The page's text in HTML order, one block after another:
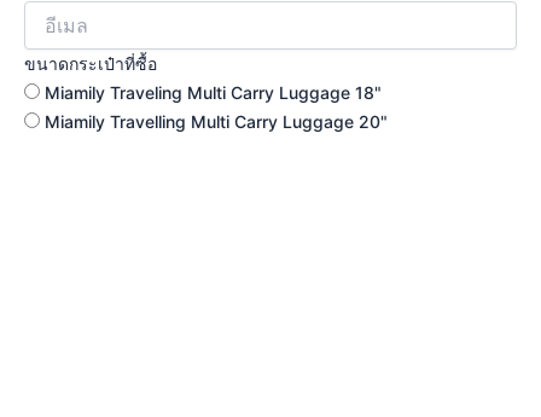
ขนาดกระเป๋าที่ซื้อ
Miamily Traveling Multi Carry Luggage 18"
Miamily Travelling Multi Carry Luggage 20"